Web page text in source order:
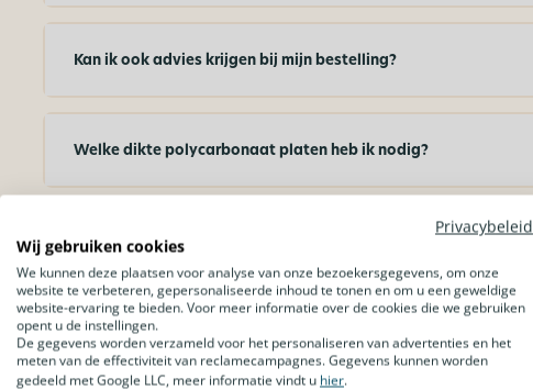
Kan ik ook advies krijgen bij mijn bestelling?
Welke dikte polycarbonaat platen heb ik nodig?
Wat is jouw volgende project?
Privacybeleid
Wij gebruiken cookies
We kunnen deze plaatsen voor analyse van onze bezoekersgegevens, om onze
website te verbeteren, gepersonaliseerde inhoud te tonen en om u een geweldige
website-ervaring te bieden. Voor meer informatie over de cookies die we gebruiken
opent u de instellingen.
De gegevens worden verzameld voor het personaliseren van advertenties en het
meten van de effectiviteit van reclamecampagnes. Gegevens kunnen worden
gedeeld met Google LLC, meer informatie vindt u hier.